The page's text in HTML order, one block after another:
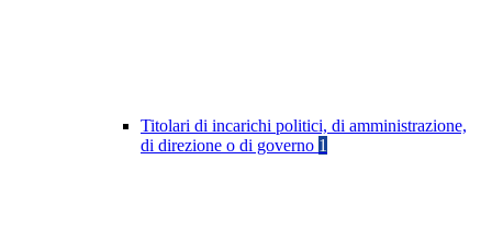
Titolari di incarichi politici, di amministrazione,
di direzione o di governo 1